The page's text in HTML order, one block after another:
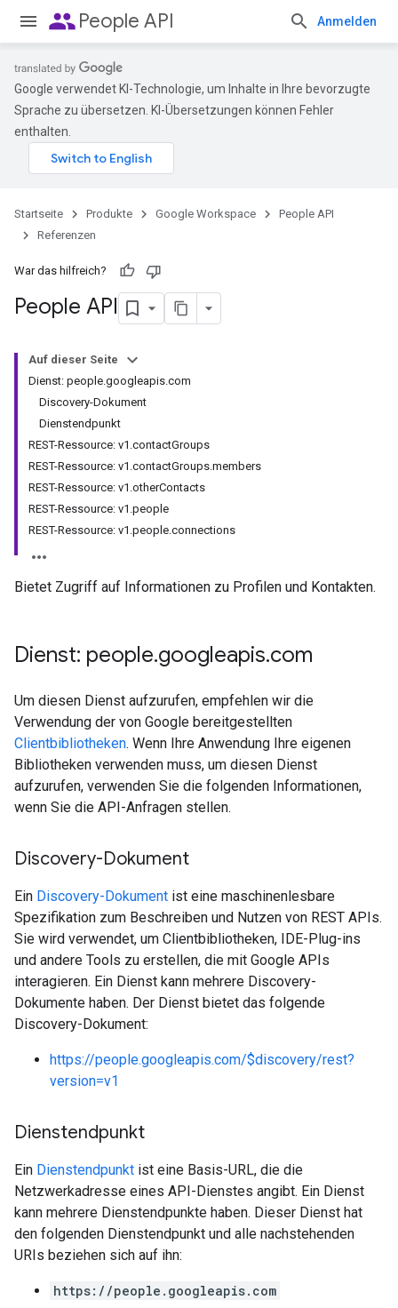
peoplePeople API Anmelden
Google verwendet KI-Technologie, um Inhalte in Ihre bevorzugte
Sprache zu übersetzen. KI-Übersetzungen können Fehler
enthalten.
Startseite Produkte Google Workspace
People API
Referenzen
War das hilfreich?
People API
Auf dieser Seite
Dienst: people.googleapis.com
Discovery-Dokument
Dienstendpunkt
REST-Ressource: v1.contactGroups
REST-Ressource: v1.contactGroups.members
REST-Ressource: v1.otherContacts
REST-Ressource: v1.people
REST-Ressource: v1.people.connections
Bietet Zugriff auf Informationen zu Profilen und Kontakten.
Dienst: people.googleapis.com
Um diesen Dienst aufzurufen, empfehlen wir die
Verwendung der von Google bereitgestellten
Clientbibliotheken. Wenn Ihre Anwendung Ihre eigenen
Bibliotheken verwenden muss, um diesen Dienst
aufzurufen, verwenden Sie die folgenden Informationen,
wenn Sie die API-Anfragen stellen.
Discovery-Dokument
Ein Discovery-Dokument ist eine maschinenlesbare
Spezifikation zum Beschreiben und Nutzen von REST APIs.
Sie wird verwendet, um Clientbibliotheken, IDE-Plug-ins
und andere Tools zu erstellen, die mit Google APIs
interagieren. Ein Dienst kann mehrere Discovery-
Dokumente haben. Der Dienst bietet das folgende
Discovery-Dokument:
https://people.googleapis.com/$discovery/rest?
version=v1
Dienstendpunkt
Ein Dienstendpunkt ist eine Basis-URL, die die
Netzwerkadresse eines API-Dienstes angibt. Ein Dienst
kann mehrere Dienstendpunkte haben. Dieser Dienst hat
den folgenden Dienstendpunkt und alle nachstehenden
URIs beziehen sich auf ihn:
https://people.googleapis.com